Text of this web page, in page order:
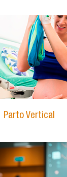
Parto Vertical